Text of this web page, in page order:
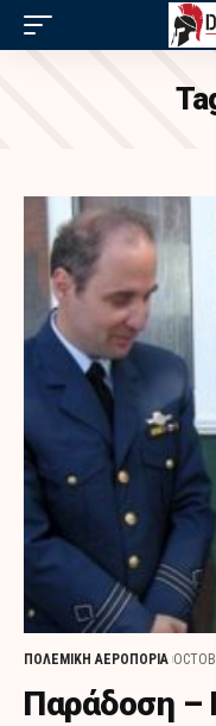
ΠΟΛΕΜΙΚΗ ΑΕΡΟΠΟΡΙΑ
Παράδοση –